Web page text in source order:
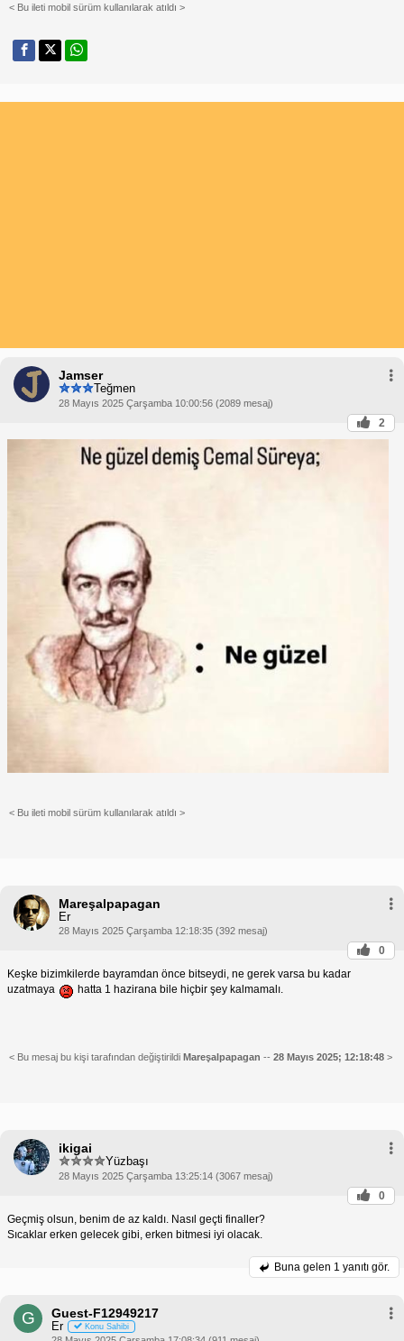
< Bu ileti mobil sürüm kullanılarak atıldı >
Jamser
Teğmen
28 Mayıs 2025 Çarşamba 10:00:56 (2089 mesaj)
2
< Bu ileti mobil sürüm kullanılarak atıldı >
Mareşalpapagan
Er
28 Mayıs 2025 Çarşamba 12:18:35 (392 mesaj)
0
Keşke bizimkilerde bayramdan önce bitseydi, ne gerek varsa bu kadar
uzatmaya
hatta 1 hazirana bile hiçbir şey kalmamalı.
< Bu mesaj bu kişi tarafından değiştirildi Mareşalpapagan -- 28 Mayıs 2025; 12:18:48 >
ikigai
Yüzbaşı
28 Mayıs 2025 Çarşamba 13:25:14 (3067 mesaj)
0
Geçmiş olsun, benim de az kaldı. Nasıl geçti finaller?
Sıcaklar erken gelecek gibi, erken bitmesi iyi olacak.
Buna gelen 1 yanıtı gör.
G Guest-F12949217
Er Konu Sahibi